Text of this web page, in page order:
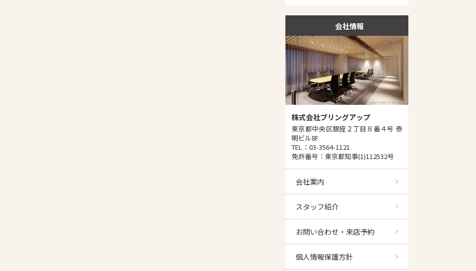
会社情報
株式会社ブリングアップ
東京都中央区銀座２丁目８番４号 泰
明ビル8F
TEL：03-3564-1121
免許番号：東京都知事(1)112532号
会社案内
スタッフ紹介
お問い合わせ・来店予約
個人情報保護方針